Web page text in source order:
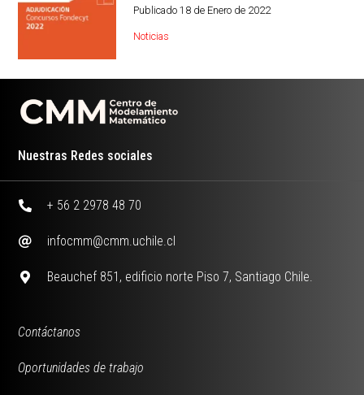
Publicado 18 de Enero de 2022
Noticias
Nuestras Redes sociales
+ 56 2 2978 48 70
infocmm@cmm.uchile.cl
Beauchef 851, edificio norte Piso 7, Santiago Chile.
Contáctanos
Oportunidades de trabajo